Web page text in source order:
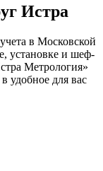
Истра
в Московской
установке и шеф-
Метрология»
удобное для вас